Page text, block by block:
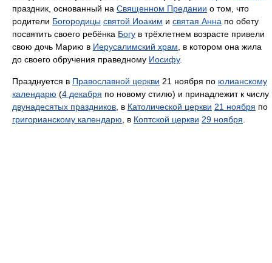
праздник, основанный на Священном Предании о том, что
родители Богородицы святой Иоаким и святая Анна по обету
посвятить своего ребёнка Богу в трёхлетнем возрасте привели
свою дочь Марию в Иерусалимский храм , в котором она жила
до своего обручения праведному Иосифу.
Празднуется в Православной церкви 21 ноября по юлианскому
календарю (4 декабря по новому стилю) и принадлежит к числу
двунадесятых праздников , в Католической церкви 21 ноября по
григорианскому календарю , в Коптской церкви 29 ноября